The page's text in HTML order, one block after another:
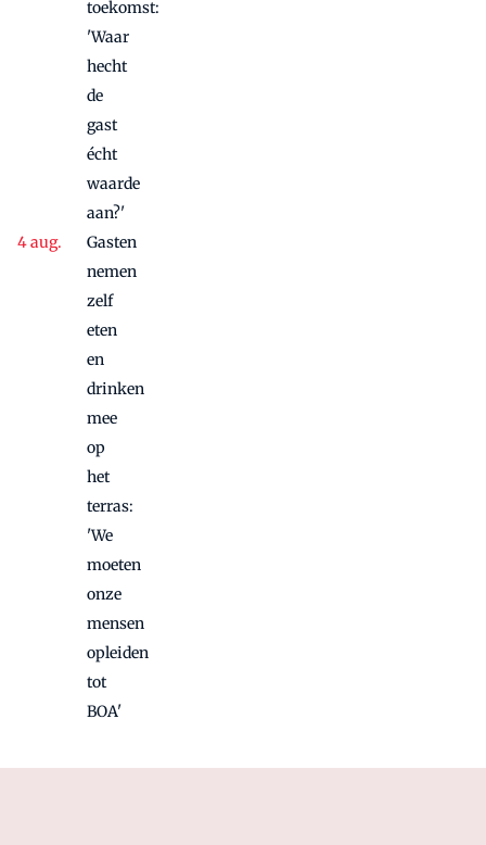
toekomst:
'Waar
hecht
de
gast
écht
waarde
aan?'
Gasten
nemen
zelf
eten
en
drinken
mee
op
het
terras:
'We
moeten
onze
mensen
opleiden
tot
BOA'